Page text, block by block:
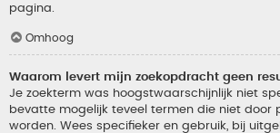
pagina.
Omhoog
Waarom levert mijn zoekopdracht geen
Je zoekterm was hoogstwaarschijnlijk niet
bevatte mogelijk teveel termen die niet door
worden. Wees specifieker en gebruik, bij